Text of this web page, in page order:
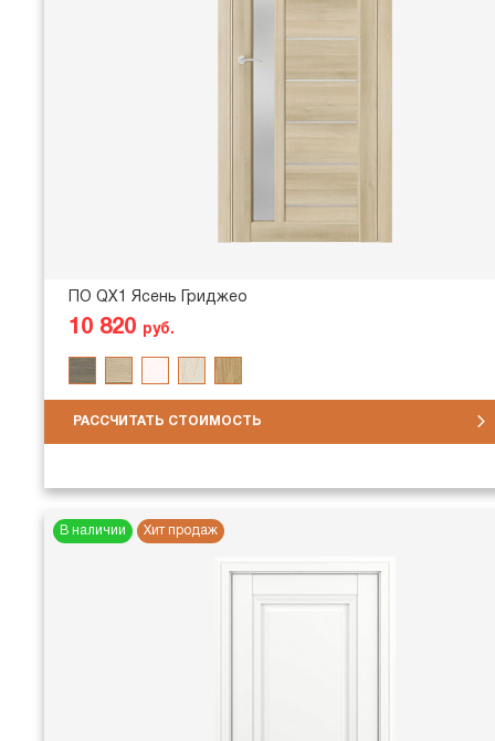
ПО QX1 Ясень Гриджео
10 820 руб.
РАССЧИТАТЬ СТОИМОСТЬ
В наличии Хит продаж